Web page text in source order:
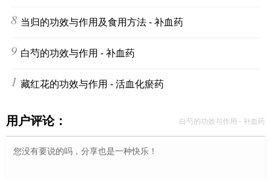
8 当归的功效与作用及食用方法 - 补血药
9 白芍的功效与作用 - 补血药
10藏红花的功效与作用 - 活血化瘀药
用户评论： 白芍的功效与作用 - 补血药